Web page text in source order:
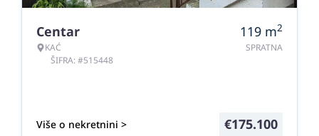
Centar
KAĆ
ŠIFRA: #515448
119 m2
SPRATNA
Više o nekretnini > €175.100